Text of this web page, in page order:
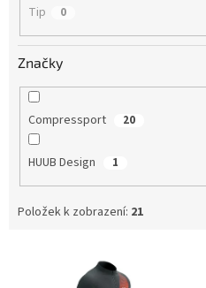
Tip 0
Značky
Compressport 20
HUUB Design 1
Položek k zobrazení: 21